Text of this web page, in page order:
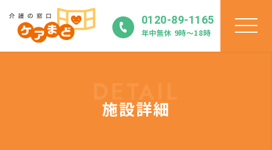
0120-89-1165
年中無休 9時〜18時
施設詳細